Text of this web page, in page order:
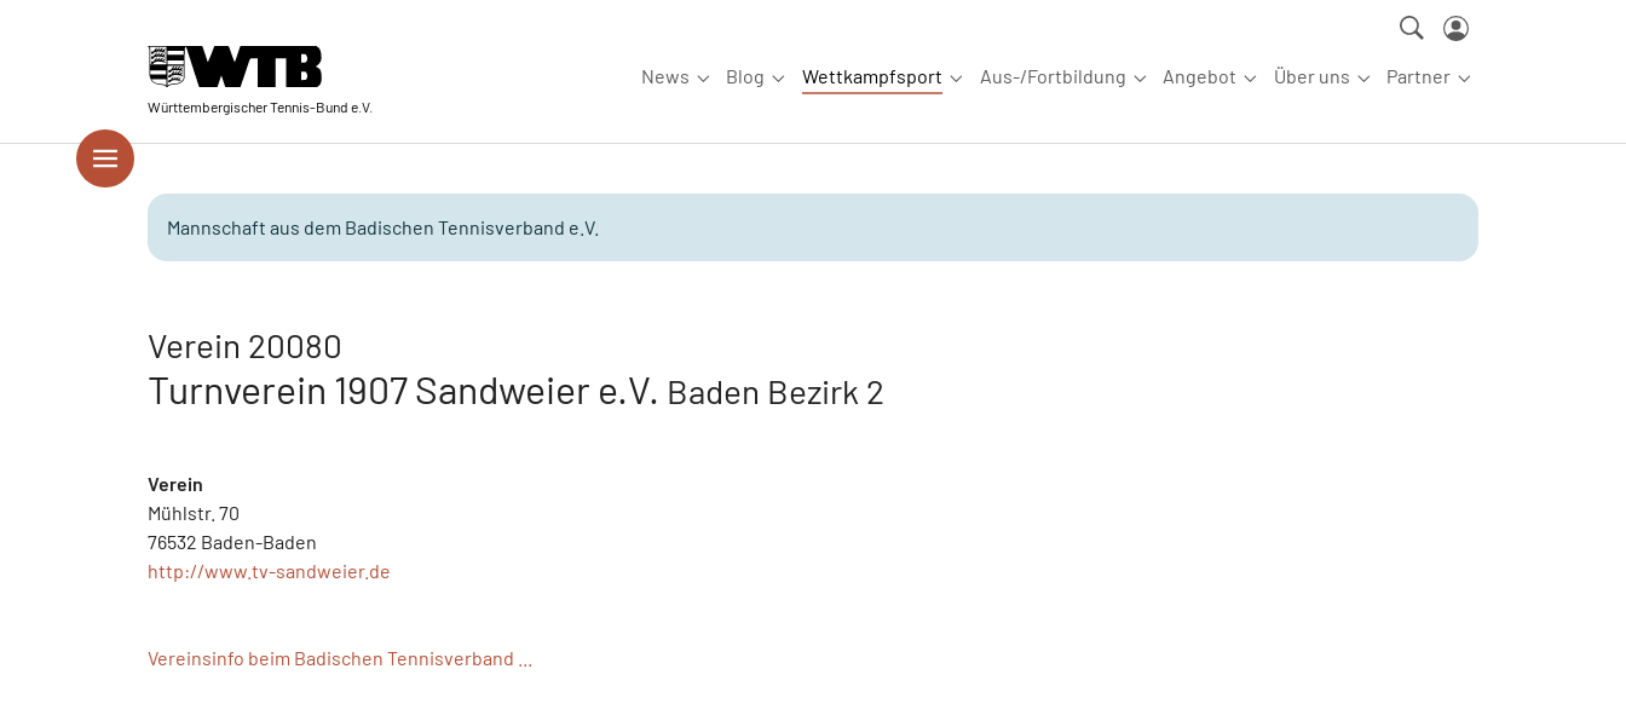
Württembergischer Tennis-Bund e.V.
News
Submenu for "News"
Blog
Submenu for "Blog"
Wettkampfsport
Submenu for "Wettkampfsport"
Aus-/Fortbildung
Submenu for "Aus-/Fortbildung"
Angebot
Submenu for "Angebot"
Über uns
Submenu for "Über uns"
Partner
Submenu for
Mannschaft aus dem Badischen Tennisverband e.V.
Verein 20080
Turnverein 1907 Sandweier e.V. Baden Bezirk 2
Verein
Mühlstr. 70
76532 Baden-Baden
http://www.tv-sandweier.de
Vereinsinfo beim Badischen Tennisverband ...